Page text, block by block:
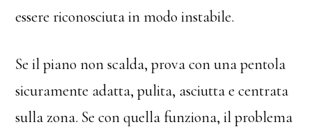
essere riconosciuta in modo instabile.
Se il piano non scalda, prova con una pentola
sicuramente adatta, pulita, asciutta e centrata
sulla zona. Se con quella funziona, il problema